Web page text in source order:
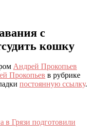
с
кошку
Андрей Прокопьев
Прокопьев в рубрике
постоянную ссылку.